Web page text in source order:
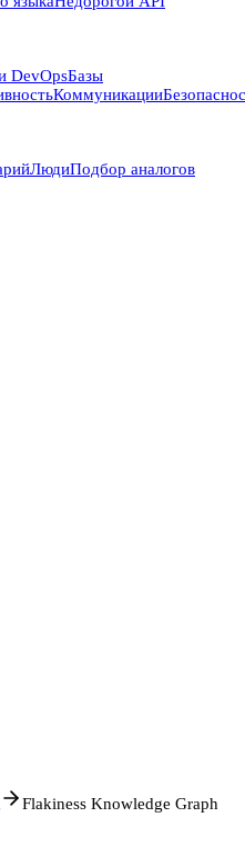
DevOpsБазы
Коммуникации
ЛюдиПодбор аналогов
Flakiness Knowledge Graph